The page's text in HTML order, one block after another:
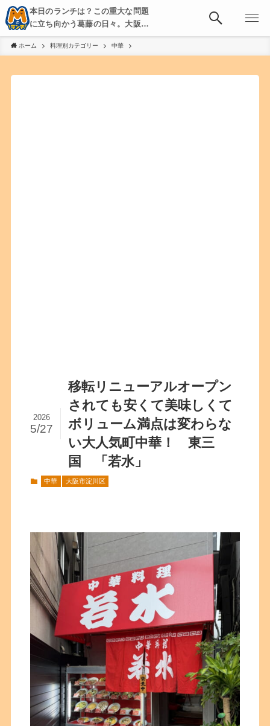
本日のランチは？この重大な問題
に立ち向かう葛藤の日々。大阪・
京都・神戸を中心とした食べ歩
き、飲み歩きを綴る。
ホーム 料理別カテゴリー 中華
移転リニューアルオープン
されても安くて美味しくて
ボリューム満点は変わらな
い大人気町中華！ 東三
国 「若水」
2026
5/27
中華 大阪市淀川区